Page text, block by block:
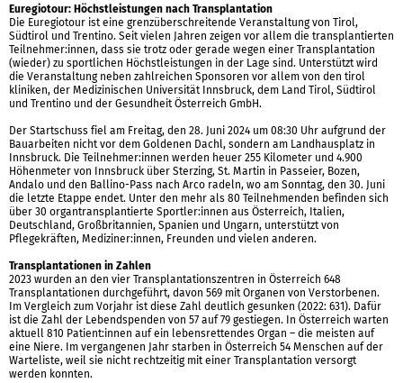
Euregiotour: Höchstleistungen nach Transplantation
Die Euregiotour ist eine grenzüberschreitende Veranstaltung von Tirol,
Südtirol und Trentino. Seit vielen Jahren zeigen vor allem die transplantierten
Teilnehmer:innen, dass sie trotz oder gerade wegen einer Transplantation
(wieder) zu sportlichen Höchstleistungen in der Lage sind. Unterstützt wird
die Veranstaltung neben zahlreichen Sponsoren vor allem von den tirol
kliniken, der Medizinischen Universität Innsbruck, dem Land Tirol, Südtirol
und Trentino und der Gesundheit Österreich GmbH.
Der Startschuss fiel am Freitag, den 28. Juni 2024 um 08:30 Uhr aufgrund der
Bauarbeiten nicht vor dem Goldenen Dachl, sondern am Landhausplatz in
Innsbruck. Die Teilnehmer:innen werden heuer 255 Kilometer und 4.900
Höhenmeter von Innsbruck über Sterzing, St. Martin in Passeier, Bozen,
Andalo und den Ballino-Pass nach Arco radeln, wo am Sonntag, den 30. Juni
die letzte Etappe endet. Unter den mehr als 80 Teilnehmenden befinden sich
über 30 organtransplantierte Sportler:innen aus Österreich, Italien,
Deutschland, Großbritannien, Spanien und Ungarn, unterstützt von
Pflegekräften, Mediziner:innen, Freunden und vielen anderen.
Transplantationen in Zahlen
2023 wurden an den vier Transplantationszentren in Österreich 648
Transplantationen durchgeführt, davon 569 mit Organen von Verstorbenen.
Im Vergleich zum Vorjahr ist diese Zahl deutlich gesunken (2022: 631). Dafür
ist die Zahl der Lebendspenden von 57 auf 79 gestiegen. In Österreich warten
aktuell 810 Patient:innen auf ein lebensrettendes Organ – die meisten auf
eine Niere. Im vergangenen Jahr starben in Österreich 54 Menschen auf der
Warteliste, weil sie nicht rechtzeitig mit einer Transplantation versorgt
werden konnten.